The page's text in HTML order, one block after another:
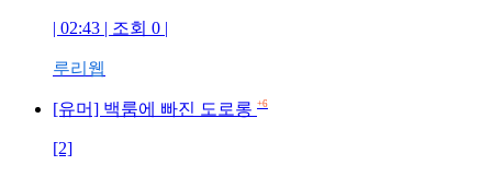
| 02:43 | 조회 0 |
루리웹
[유머] 백룸에 빠진 도로롱 +6
[2]